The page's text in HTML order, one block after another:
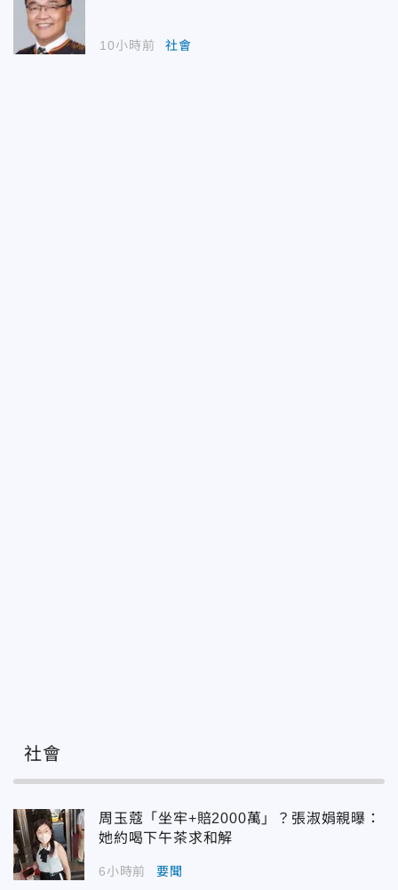
10小時前 社會
社會
周玉蔻「坐牢+賠2000萬」？張淑娟親曝：
她約喝下午茶求和解
6小時前 要聞